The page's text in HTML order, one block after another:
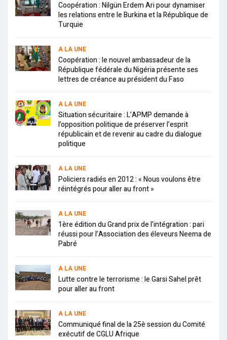
Coopération : Nilgün Erdem Ari pour dynamiser
les relations entre le Burkina et la République de
Turquie
A LA UNE
Coopération : le nouvel ambassadeur de la
République fédérale du Nigéria présente ses
lettres de créance au président du Faso
A LA UNE
Situation sécuritaire : L’APMP demande à
l’opposition politique de préserver l’esprit
républicain et de revenir au cadre du dialogue
politique
A LA UNE
Policiers radiés en 2012 : « Nous voulons être
réintégrés pour aller au front »
A LA UNE
1ère édition du Grand prix de l’intégration : pari
réussi pour l’Association des éleveurs Neema de
Pabré
A LA UNE
Lutte contre le terrorisme : le Garsi Sahel prêt
pour aller au front
A LA UNE
Communiqué final de la 25è session du Comité
exécutif de CGLU Afrique